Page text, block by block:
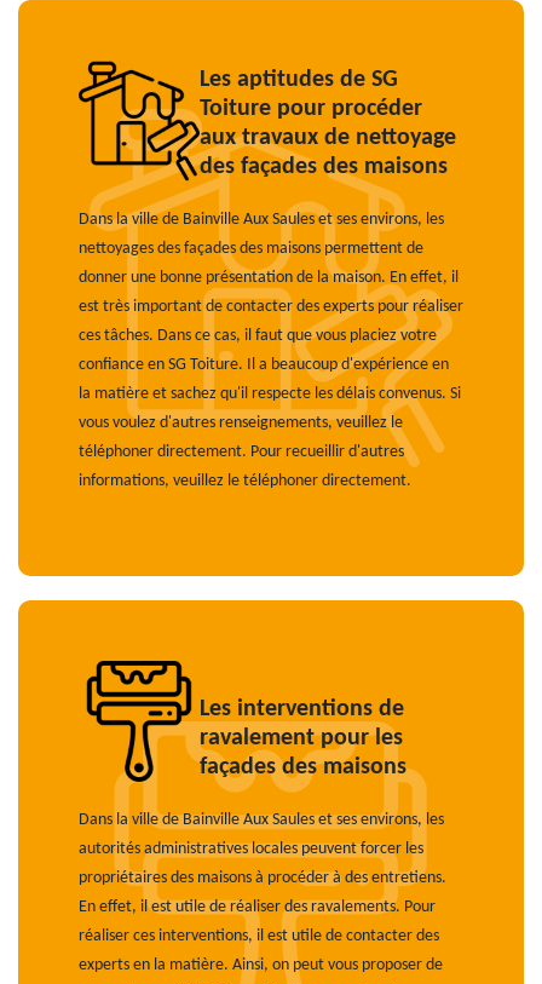
Les aptitudes de SG
Toiture pour procéder
aux travaux de nettoyage
des façades des maisons
Dans la ville de Bainville Aux Saules et ses environs, les
nettoyages des façades des maisons permettent de
donner une bonne présentation de la maison. En effet, il
est très important de contacter des experts pour réaliser
ces tâches. Dans ce cas, il faut que vous placiez votre
confiance en SG Toiture. Il a beaucoup d'expérience en
la matière et sachez qu'il respecte les délais convenus. Si
vous voulez d'autres renseignements, veuillez le
téléphoner directement. Pour recueillir d'autres
informations, veuillez le téléphoner directement.
Les interventions de
ravalement pour les
façades des maisons
Dans la ville de Bainville Aux Saules et ses environs, les
autorités administratives locales peuvent forcer les
propriétaires des maisons à procéder à des entretiens.
En effet, il est utile de réaliser des ravalements. Pour
réaliser ces interventions, il est utile de contacter des
experts en la matière. Ainsi, on peut vous proposer de